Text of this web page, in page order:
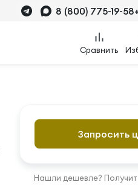
8 (800) 775-19-58
Сравнить
Запросить
Нашли дешевле?